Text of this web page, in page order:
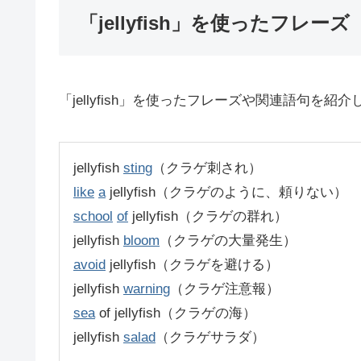
「jellyfish」を使ったフレーズ
「jellyfish」を使ったフレーズや関連語句を紹介
jellyfish sting （クラゲ刺され）
like ajellyfish（クラゲのように、頼りない）
school of jellyfish（クラゲの群れ）
jellyfish bloom （クラゲの大量発生）
avoid jellyfish（クラゲを避ける）
jellyfish warning （クラゲ注意報）
seaof jellyfish（クラゲの海）
jellyfish salad （クラゲサラダ）